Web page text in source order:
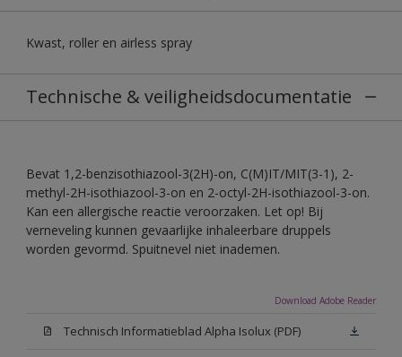
Kwast, roller en airless spray
Technische & veiligheidsdocumentatie
Bevat 1,2-benzisothiazool-3(2H)-on, C(M)IT/MIT(3-1), 2-
methyl-2H-isothiazool-3-on en 2-octyl-2H-isothiazool-3-on.
Kan een allergische reactie veroorzaken. Let op! Bij
verneveling kunnen gevaarlijke inhaleerbare druppels
worden gevormd. Spuitnevel niet inademen.
Download Adobe Reader
Technisch Informatieblad Alpha Isolux (PDF)